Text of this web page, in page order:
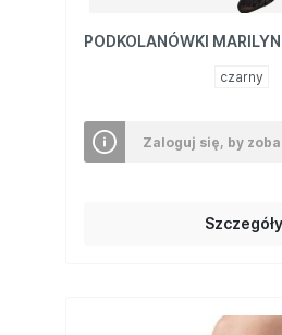
PODKOLANÓWKI
czarny
Zaloguj się, by
Szczegóły